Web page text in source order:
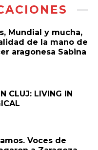
Mundial y mucha,
de la mano de
aragonesa Sabina
CLUJ: LIVING IN
Voces de